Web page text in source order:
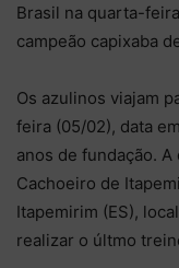
Brasil na quarta-
campeão capixaba
Os azulinos viajam
feira (05/02), data
anos de fundação.
Cachoeiro de
Itapemirim (ES),
realizar o últmo